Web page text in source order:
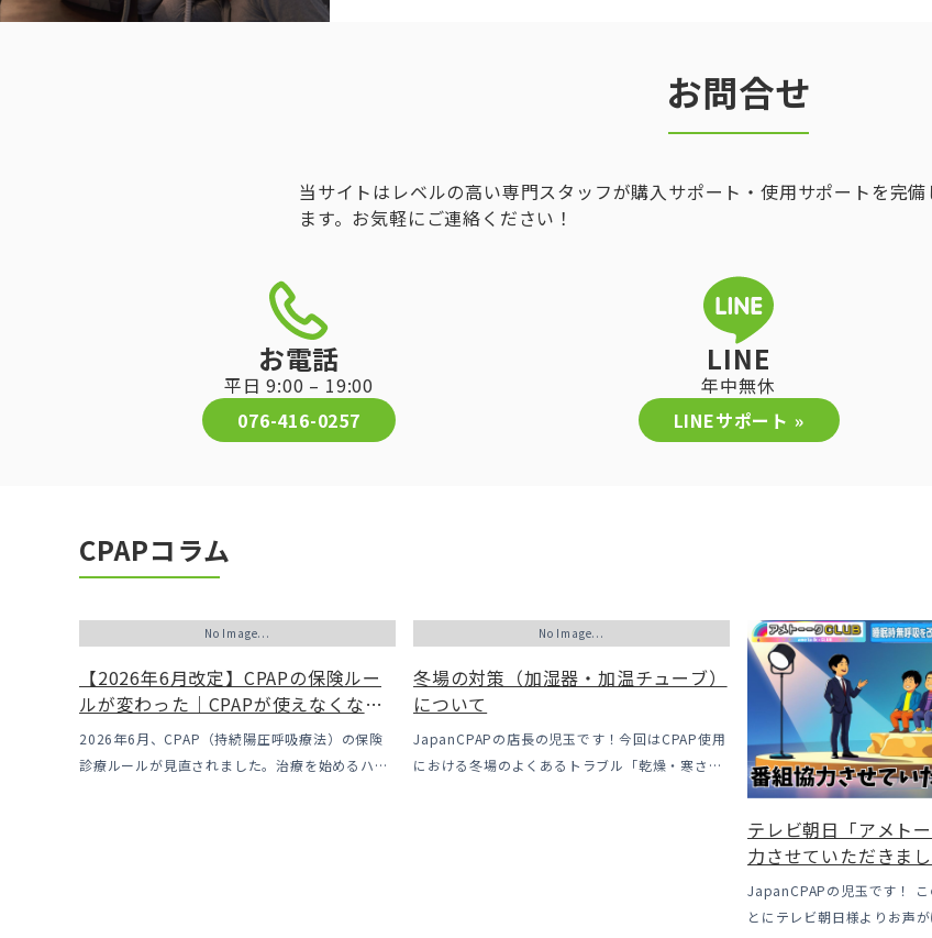
お問合せ
当サイトはレベルの高い専門スタッフが購入サポート・使用サポートを完
ます。お気軽にご連絡ください！
お電話
平日 9:00 – 19:00
076-416-0257
LINE
年中無休
LINEサポート »
CPAPコラム
No Image...
【2026年6月改定】CPAPの保険ルー
ルが変わった｜CPAPが使えなくなる
かも？変更のメリット・デメリットと
「購入」という選択肢
2026年6月、CPAP（持続陽圧呼吸療法）の保険
診療ルールが見直されました。治療を始めるハー
No Image...
冬場の対策（加湿器・加温チューブ）
について
JapanCPAPの店長の児玉です！今回はCPAP使用
における冬場のよくあるトラブル「乾燥・寒さ・
テレビ朝日「アメト
力させていただきま
JapanCPAPの児玉です！
とにテレビ朝日様よりお声